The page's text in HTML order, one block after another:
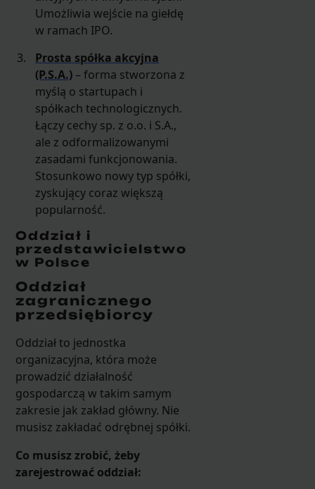
Umożliwia wejście na giełdę
w ramach IPO.
Prosta spółka akcyjna
(P.S.A.) – forma stworzona z
myślą o startupach i
spółkach technologicznych.
Łączy cechy sp. z o.o. i S.A.,
ale z odformalizowanymi
zasadami funkcjonowania.
Stosunkowo nowy typ spółki,
zyskujący coraz większą
popularność.
Oddział i
przedstawicielstwo
w Polsce
Oddział
zagranicznego
przedsiębiorcy
Oddział to jednostka
organizacyjna, która może
prowadzić działalność
gospodarczą w takim samym
zakresie jak zakład główny. Nie
musisz zakładać odrębnej spółki.
Co musisz zrobić, żeby
zarejestrować oddział: